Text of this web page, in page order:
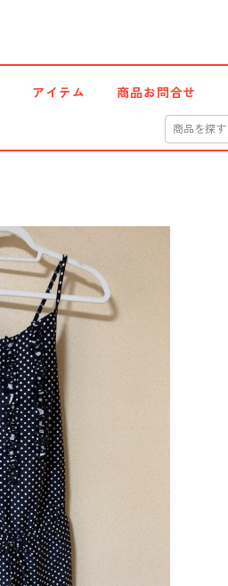
アイテム 商品お問合せ